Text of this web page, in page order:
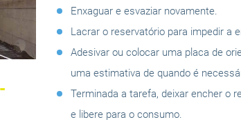
Enxaguar e esvaziar novamente.
Lacrar o reservatório para impedir a
Adesivar ou colocar uma placa de
uma estimativa de quando é
Terminada a tarefa, deixar encher o
e libere para o consumo.